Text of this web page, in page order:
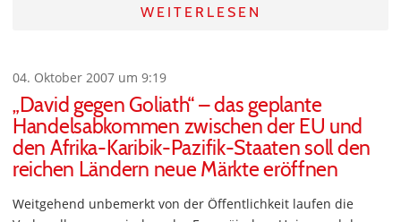
WEITERLESEN
04. Oktober 2007 um 9:19
„David gegen Goliath“ – das geplante
Handelsabkommen zwischen der EU und
den Afrika-Karibik-Pazifik-Staaten soll den
reichen Ländern neue Märkte eröffnen
Weitgehend unbemerkt von der Öffentlichkeit laufen die